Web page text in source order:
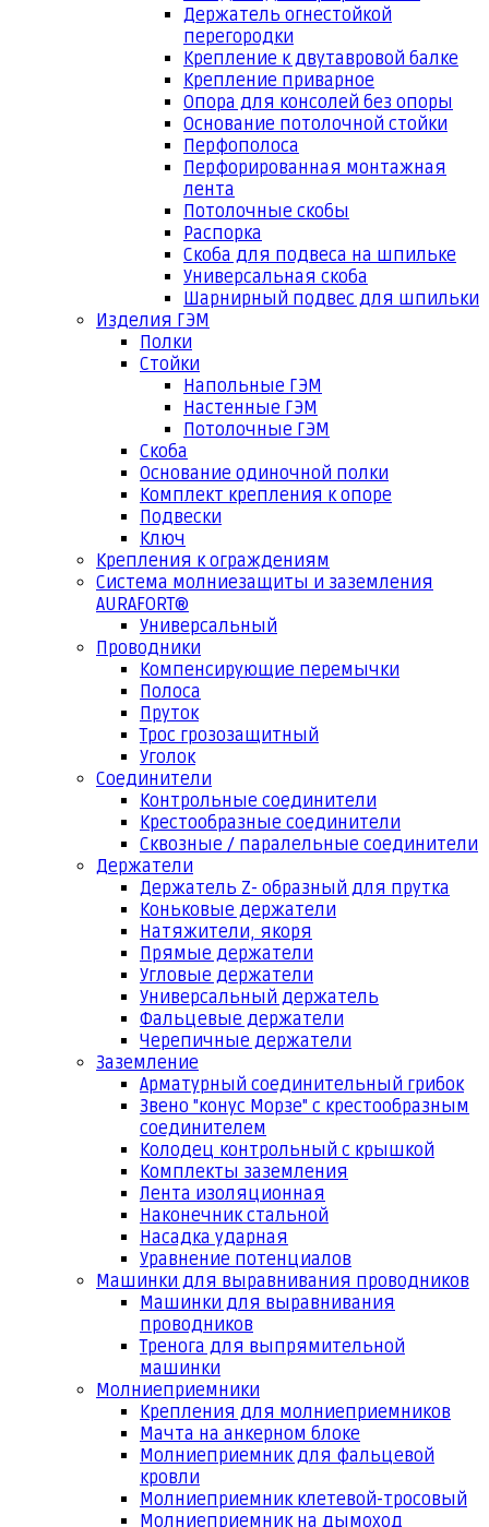
Держатель огнестойкой
перегородки
Крепление к двутавровой балке
Крепление приварное
Опора для консолей без опоры
Основание потолочной стойки
Перфополоса
Перфорированная монтажная
лента
Потолочные скобы
Распорка
Скоба для подвеса на шпильке
Универсальная скоба
Шарнирный подвес для шпильки
Изделия ГЭМ
Полки
Стойки
Напольные ГЭМ
Настенные ГЭМ
Потолочные ГЭМ
Скоба
Основание одиночной полки
Комплект крепления к опоре
Подвески
Ключ
Крепления к ограждениям
Система молниезащиты и заземления
AURAFORT®
Универсальный
Проводники
Компенсирующие перемычки
Полоса
Пруток
Трос грозозащитный
Уголок
Соединители
Контрольные соединители
Крестообразные соединители
Сквозные / паралельные соединители
Держатели
Держатель Z- образный для прутка
Коньковые держатели
Натяжители, якоря
Прямые держатели
Угловые держатели
Универсальный держатель
Фальцевые держатели
Черепичные держатели
Заземление
Арматурный соединительный грибок
Звено "конус Морзе" с крестообразным
соединителем
Колодец контрольный с крышкой
Комплекты заземления
Лента изоляционная
Наконечник стальной
Насадка ударная
Уравнение потенциалов
Машинки для выравнивания проводников
Машинки для выравнивания
проводников
Тренога для выпрямительной
машинки
Молниеприемники
Крепления для молниеприемников
Мачта на анкерном блоке
Молниеприемник для фальцевой
кровли
Молниеприемник клетевой-тросовый
Молниеприемник на дымоход